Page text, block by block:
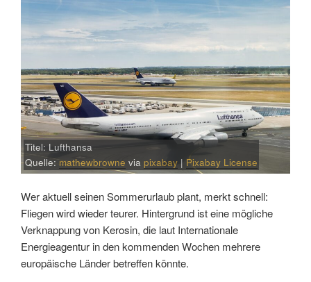
Titel: Lufthansa
Quelle: mathewbrowne viapixabay | Pixabay License
Wer aktuell seinen Sommerurlaub plant, merkt schnell:
Fliegen wird wieder teurer. Hintergrund ist eine mögliche
Verknappung von Kerosin, die laut Internationale
Energieagentur in den kommenden Wochen mehrere
europäische Länder betreffen könnte.